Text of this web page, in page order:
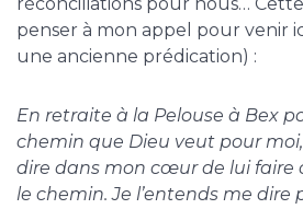
penser à mon appel pour venir
une ancienne prédication) :
En retraite à la Pelouse à Bex
chemin que Dieu veut pour
dire dans mon cœur de lui faire
le chemin. Je l’entends me dire